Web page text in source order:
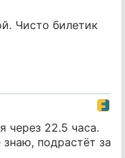
Чисто билетик
через 22.5 часа.
подрастёт за